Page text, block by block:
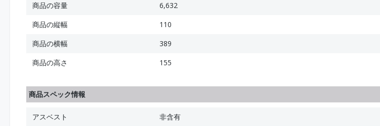
商品の容量
6,632
商品の縦幅
110
商品の横幅
389
商品の高さ
155
商品スペック情報
アスベスト
非含有